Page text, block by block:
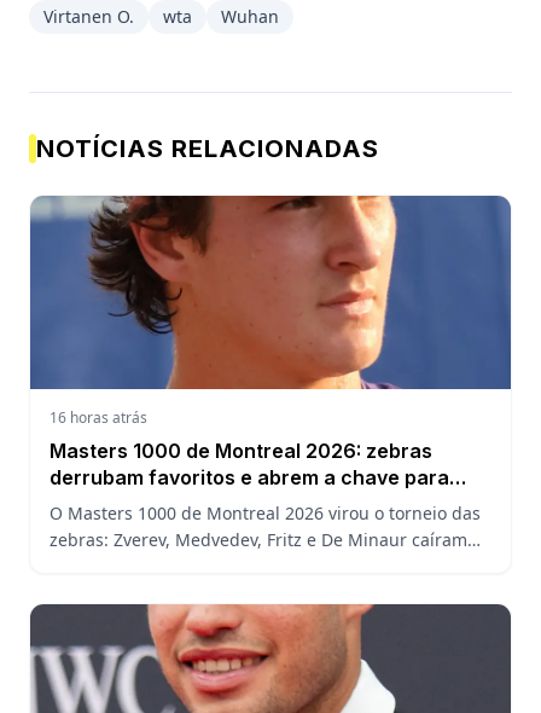
Virtanen O.
wta Wuhan
NOTÍCIAS RELACIONADAS
16 horas atrás
Masters 1000 de Montreal 2026: zebras
derrubam favoritos e abrem a chave para
João Fonseca
O Masters 1000 de Montreal 2026 virou o torneio das
zebras: Zverev, Medvedev, Fritz e De Minaur caíram